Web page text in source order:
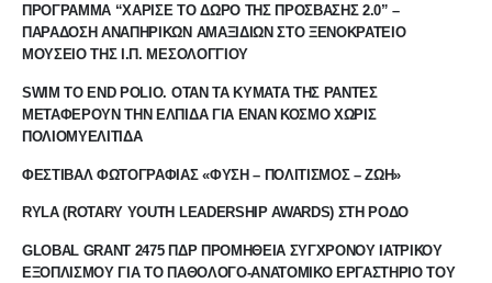
ΠΡΟΓΡΑΜΜΑ “ΧΑΡΙΣΕ ΤΟ ΔΩΡΟ ΤΗΣ ΠΡΟΣΒΑΣΗΣ 2.0” –
ΠΑΡΑΔΟΣΗ ΑΝΑΠΗΡΙΚΩΝ ΑΜΑΞΙΔΙΩΝ ΣΤΟ ΞΕΝΟΚΡΑΤΕΙΟ
ΜΟΥΣΕΙΟ ΤΗΣ Ι.Π. ΜΕΣΟΛΟΓΓΙΟΥ
SWIM TO END POLIO. ΟΤΑΝ ΤΑ ΚΥΜΑΤΑ ΤΗΣ ΡΑΝΤΕΣ
ΜΕΤΑΦΕΡΟΥΝ ΤΗΝ ΕΛΠΙΔΑ ΓΙΑ ΕΝΑΝ ΚΟΣΜΟ ΧΩΡΙΣ
ΠΟΛΙΟΜΥΕΛΙΤΙΔΑ
ΦΕΣΤΙΒΑΛ ΦΩΤΟΓΡΑΦΙΑΣ «ΦΥΣΗ – ΠΟΛΙΤΙΣΜΟΣ – ΖΩΗ»
RYLA (ROTARY YOUTH LEADERSHIP AWARDS) ΣΤΗ ΡΟΔΟ
GLOBAL GRANT 2475 ΠΔΡ ΠΡΟΜΗΘΕΙΑ ΣΥΓΧΡΟΝΟΥ ΙΑΤΡΙΚΟΥ
ΕΞΟΠΛΙΣΜΟΥ ΓΙΑ ΤΟ ΠΑΘΟΛΟΓΟ-ΑΝΑΤΟΜΙΚΟ ΕΡΓΑΣΤΗΡΙΟ ΤΟΥ